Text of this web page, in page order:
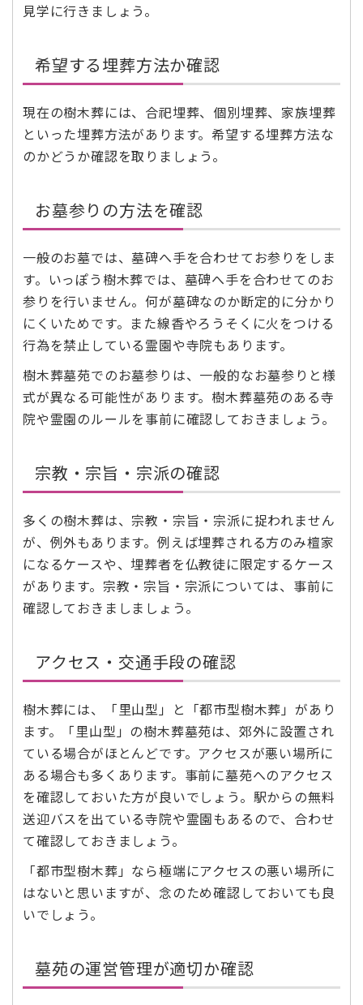
見学に行きましょう。
希望する埋葬方法か確認
現在の樹木葬には、合祀埋葬、個別埋葬、家族埋葬
といった埋葬方法があります。希望する埋葬方法な
のかどうか確認を取りましょう。
お墓参りの方法を確認
一般のお墓では、墓碑へ手を合わせてお参りをしま
す。いっぽう樹木葬では、墓碑へ手を合わせてのお
参りを行いません。何が墓碑なのか断定的に分かり
にくいためです。また線香やろうそくに火をつける
行為を禁止している霊園や寺院もあります。
樹木葬墓苑でのお墓参りは、一般的なお墓参りと様
式が異なる可能性があります。樹木葬墓苑のある寺
院や霊園のルールを事前に確認しておきましょう。
宗教・宗旨・宗派の確認
多くの樹木葬は、宗教・宗旨・宗派に捉われません
が、例外もあります。例えば埋葬される方のみ檀家
になるケースや、埋葬者を仏教徒に限定するケース
があります。宗教・宗旨・宗派については、事前に
確認しておきましましょう。
アクセス・交通手段の確認
樹木葬には、「里山型」と「都市型樹木葬」があり
ます。「里山型」の樹木葬墓苑は、郊外に設置され
ている場合がほとんどです。アクセスが悪い場所に
ある場合も多くあります。事前に墓苑へのアクセス
を確認しておいた方が良いでしょう。駅からの無料
送迎バスを出ている寺院や霊園もあるので、合わせ
て確認しておきましょう。
「都市型樹木葬」なら極端にアクセスの悪い場所に
はないと思いますが、念のため確認しておいても良
いでしょう。
墓苑の運営管理が適切か確認